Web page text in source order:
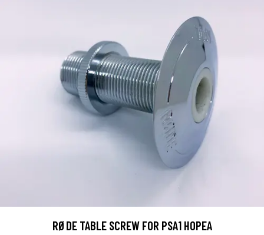
RØDE TABLE SCREW FOR PSA1 HOPEA